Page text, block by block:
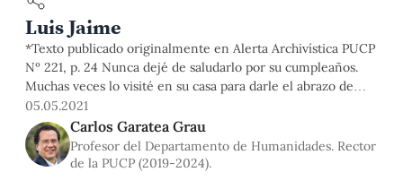
Luis Jaime
*Texto publicado originalmente en Alerta Archivística PUCP
Nº 221, p. 24 Nunca dejé de saludarlo por su cumpleaños.
Muchas veces lo visité en su casa para darle el abrazo de
rigor; en otras, cuando la distancia se interpuso, confié a
una rápida llamada telefónica o a una carta el saludo que no
podía dar en persona. Por
05.05.2021
Carlos Garatea Grau
Profesor del Departamento de Humanidades. Rector
de la PUCP (2019-2024).